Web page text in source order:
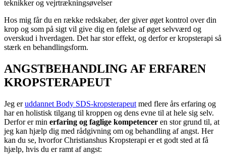
teknikker og vejrtrækningsøvelser
Hos mig får du en række redskaber, der giver øget kontrol over din
krop og som på sigt vil give dig en følelse af øget selvværd og
overskud i hverdagen. Det har stor effekt, og derfor er kropsterapi så
stærk en behandlingsform.
ANGSTBEHANDLING AF ERFAREN
KROPSTERAPEUT
Jeg eruddannet Body SDS-kropsterapeut med flere års erfaring og
har en holistisk tilgang til kroppen og dens evne til at hele sig selv.
Derfor er min erfaring og faglige kompetencer en stor grund til, at
jeg kan hjælp dig med rådgivning om og behandling af angst. Her
kan du se, hvorfor Christianshus Kropsterapi er et godt sted at få
hjælp, hvis du er ramt af angst: